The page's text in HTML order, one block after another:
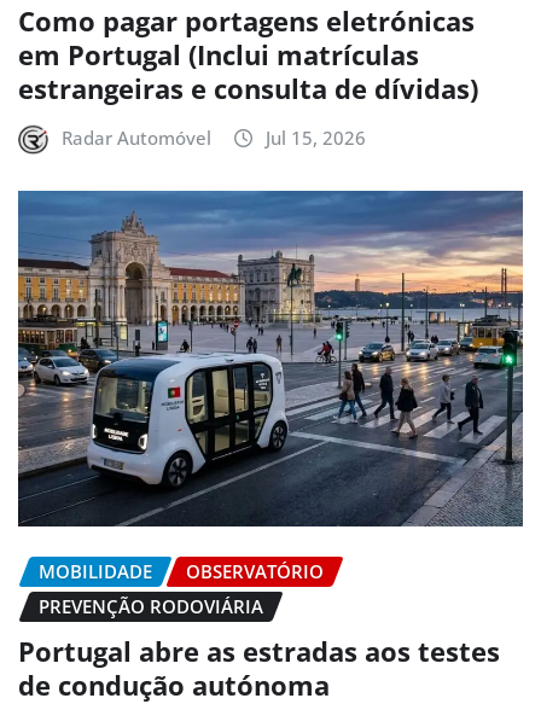
Como pagar portagens eletrónicas
em Portugal (Inclui matrículas
estrangeiras e consulta de dívidas)
Radar Automóvel Jul 15, 2026
MOBILIDADE
OBSERVATÓRIO
PREVENÇÃO RODOVIÁRIA
Portugal abre as estradas aos testes
de condução autónoma